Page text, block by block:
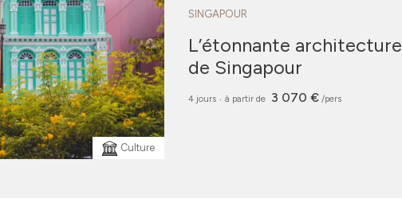
Culture
SINGAPOUR
L’étonnante architecture
de Singapour
4 jours ‧ à partir de 3 070 €/pers